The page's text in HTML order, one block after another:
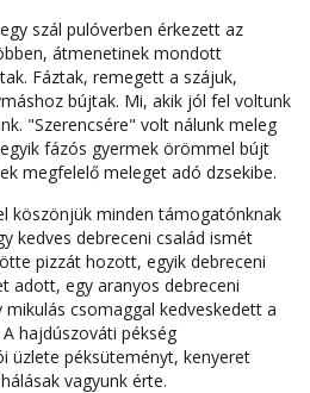
szál pulóverben érkezett az
átmenetinek mondott
Fáztak, remegett a szájuk,
bújtak. Mi, akik jól fel voltunk
"Szerencsére" volt nálunk meleg
fázós gyermek örömmel bújt
megfelelő meleget adó dzsekibe.
köszönjük minden támogatónknak
kedves debreceni család ismét
pizzát hozott, egyik debreceni
adott, egy aranyos debreceni
mikulás csomaggal kedveskedett a
hajdúszováti pékség
üzlete péksüteményt, kenyeret
vagyunk érte.